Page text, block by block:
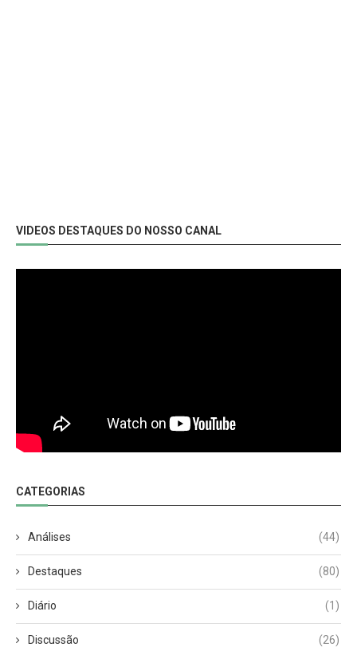
VIDEOS DESTAQUES DO NOSSO CANAL
CATEGORIAS
Análises (44)
Destaques (80)
Diário (1)
Discussão (26)